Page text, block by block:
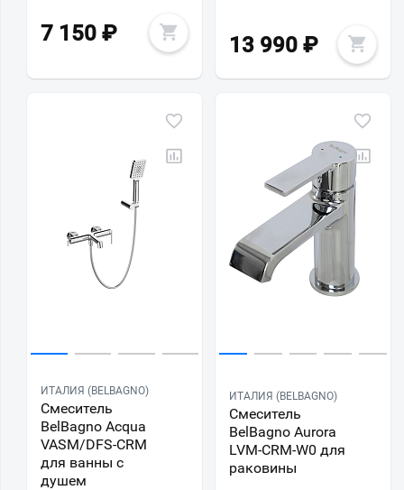
7 150 ₽ 13 990 ₽
ИТАЛИЯ (BELBAGNO)
Смеситель
BelBagno Acqua
VASM/DFS-CRM
для ванны с
душем
ИТАЛИЯ (BELBAGNO)
Смеситель
BelBagno Aurora
LVM-CRM-W0 для
раковины